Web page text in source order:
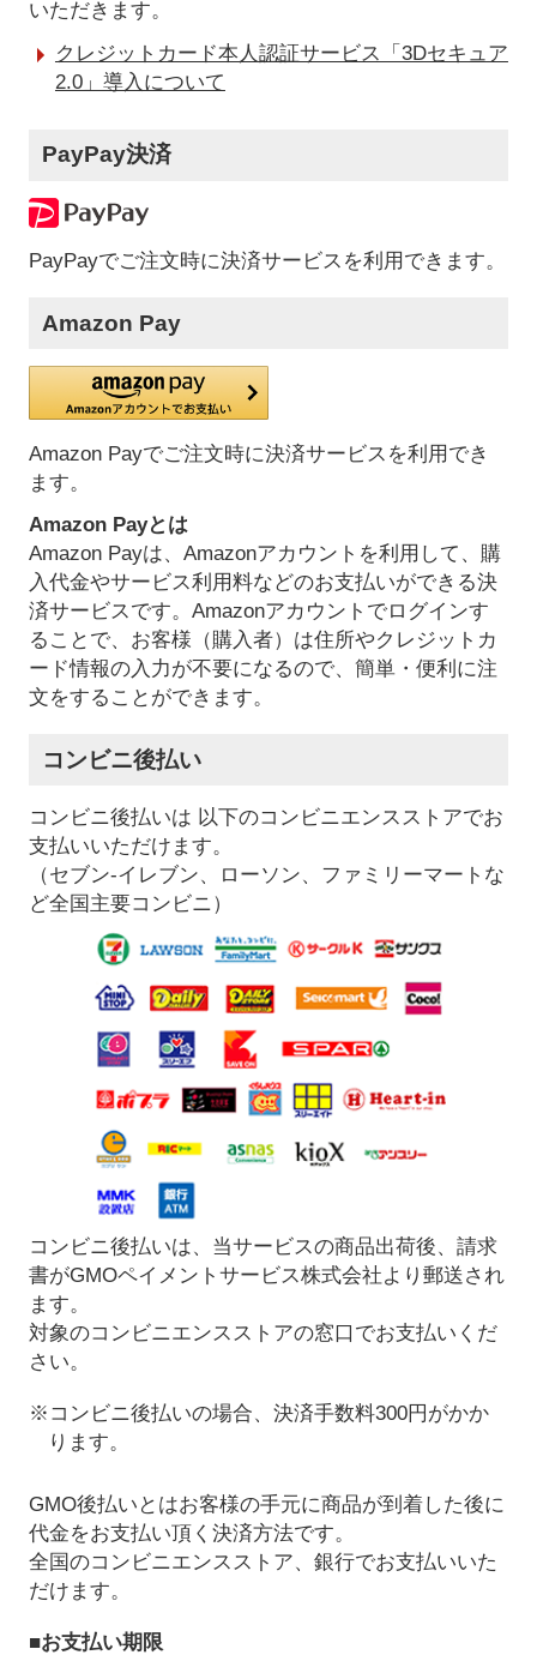
いただきます。
クレジットカード本人認証サービス「3Dセキュア
2.0」導入について
PayPay決済
PayPayでご注文時に決済サービスを利用できます。
Amazon Pay
Amazon Payでご注文時に決済サービスを利用でき
ます。
Amazon Payとは
Amazon Payは、Amazonアカウントを利用して、購
入代金やサービス利用料などのお支払いができる決
済サービスです。Amazonアカウントでログインす
ることで、お客様（購入者）は住所やクレジットカ
ード情報の入力が不要になるので、簡単・便利に注
文をすることができます。
コンビニ後払い
コンビニ後払いは 以下のコンビニエンスストアでお
支払いいただけます。
（セブン-イレブン、ローソン、ファミリーマートな
ど全国主要コンビニ）
コンビニ後払いは、当サービスの商品出荷後、請求
書がGMOペイメントサービス株式会社より郵送され
ます。
対象のコンビニエンスストアの窓口でお支払いくだ
さい。
※コンビニ後払いの場合、決済手数料300円がかか
ります。
GMO後払いとはお客様の手元に商品が到着した後に
代金をお支払い頂く決済方法です。
全国のコンビニエンスストア、銀行でお支払いいた
だけます。
■お支払い期限